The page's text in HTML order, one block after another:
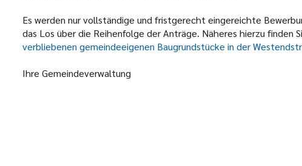
Es werden nur vollständige und fristgerecht eingereichte
das Los über die Reihenfolge der Anträge. Näheres hierzu finden
verbliebenen gemeindeeigenen Baugrundstücke in der
Ihre Gemeindeverwaltung